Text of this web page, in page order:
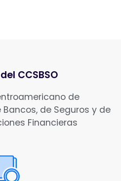
CCSBSO
de
de Seguros y de
Financieras